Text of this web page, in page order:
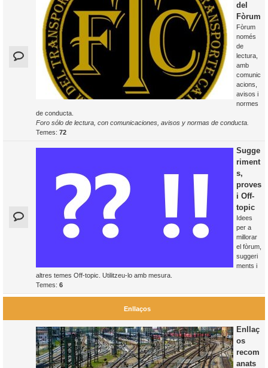
del
Fòrum
Fòrum
només
de
lectura,
amb
comunic
acions,
avisos i
normes
de conducta.
Foro sólo de lectura, con comunicaciones, avisos y normas de conducta.
Temes: 72
Sugge
riment
s,
proves
i Off-
topic
Idees
per a
millorar
el fòrum,
suggeri
ments i
altres temes Off-topic. Utilitzeu-lo amb mesura.
Temes: 6
Enllaços
Enllaç
os
recom
anats